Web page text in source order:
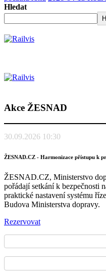
Hledat
Akce ŽESNAD
30.09.2026 10:30
ŽESNAD.CZ - Harmonizace přístupu k
ŽESNAD.CZ, Ministerstvo
pořádají setkání k bezpečnosti
praktické nastavení systému
Budova Ministerstva dopravy.
Rezervovat